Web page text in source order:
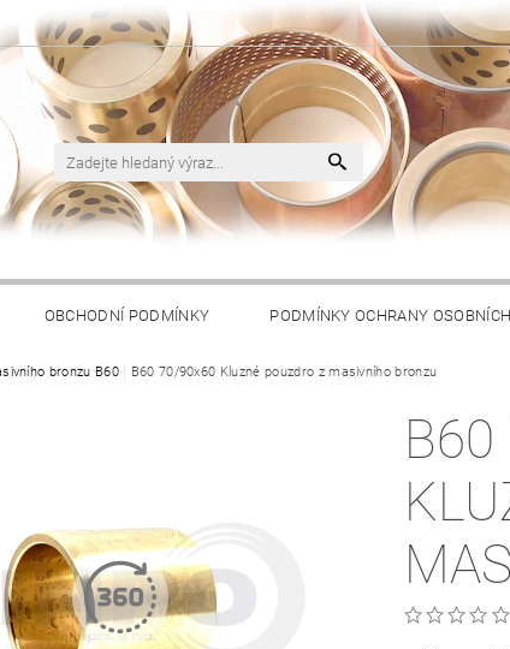
OBCHODNÍ PODMÍNKY PODMÍNKY OCHRANY
bronzu B60 B60 70/90x60 Kluzné pouzdro z masivního bronzu